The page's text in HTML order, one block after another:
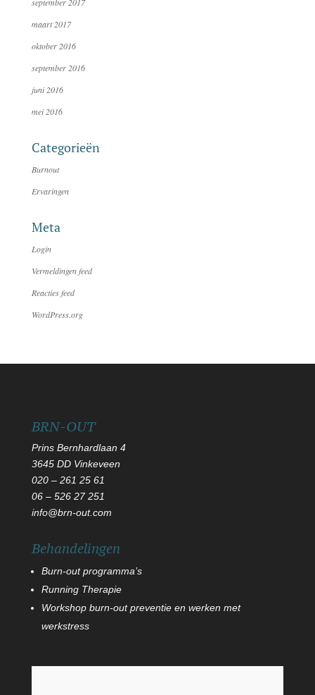
maart 2017
oktober 2016
september 2016
juni 2016
mei 2016
Categorieën
Burnout
Ervaringen
Meta
Login
Vermeldingen feed
Reacties feed
WordPress.org
BRN-OUT
Prins Bernhardlaan 4
3645 DD Vinkeveen
020 – 261 25 61
06 –526 27 251
info@brn-out.com
Behandelingen
Burn-out programma’s
Running Therapie
Workshop burn-out preventie en werken met
werkstress